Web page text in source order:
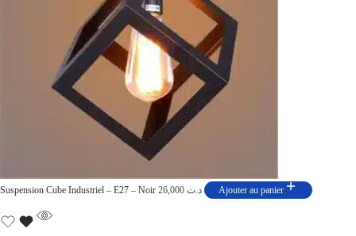
Suspension Cube Industriel – E27 – Noir د.ت Ajouter au panier